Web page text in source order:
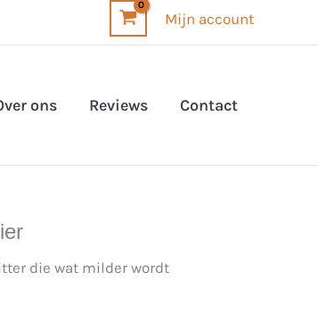
Mijn account
ons Reviews Contact
die wat milder wordt